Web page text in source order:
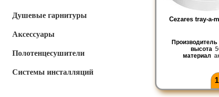
Душевые гарнитуры
Аксессуары
Полотенцесушители
Системы инсталляций
Cezares tray-a-
Производитель
высота
материал